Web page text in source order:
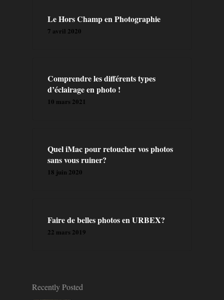
Le Hors Champ en Photographie
7 avril 2020
Comprendre les différents types
d’éclairage en photo !
10 mars 2021
Quel iMac pour retoucher vos photos
sans vous ruiner?
18 juin 2020
Faire de belles photos en URBEX?
22 mars 2019
Recently Posted
GALERIE